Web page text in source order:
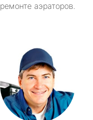
ремонте аэраторов.